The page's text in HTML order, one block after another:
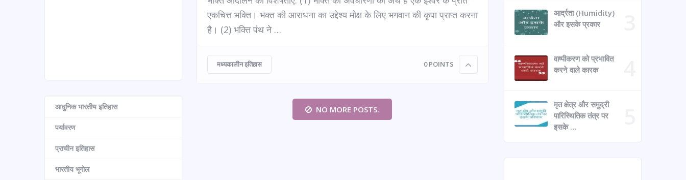
एकचित्त भक्ति। भक्त की आराधना का उद्देश्य मोक्ष के लिए भगवान की कृपा प्राप्त करना
है। (2) भक्ति पंथ ने …
मध्यकालीन इतिहास 0 POINTS
NO MORE POSTS.
आधुनिक भारतीय इतिहास
पर्यावरण
प्राचीन इतिहास
भारतीय भूगोल
आर्द्रता (Humidity)
और इसके प्रकार
वाष्पीकरण को प्रभावित
करने वाले कारक
मृत क्षेत्र और समुद्री
पारिस्थितिक तंत्र पर
इसके …